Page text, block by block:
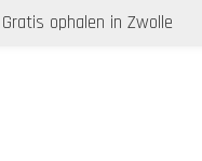
Gratis ophalen in Zwolle